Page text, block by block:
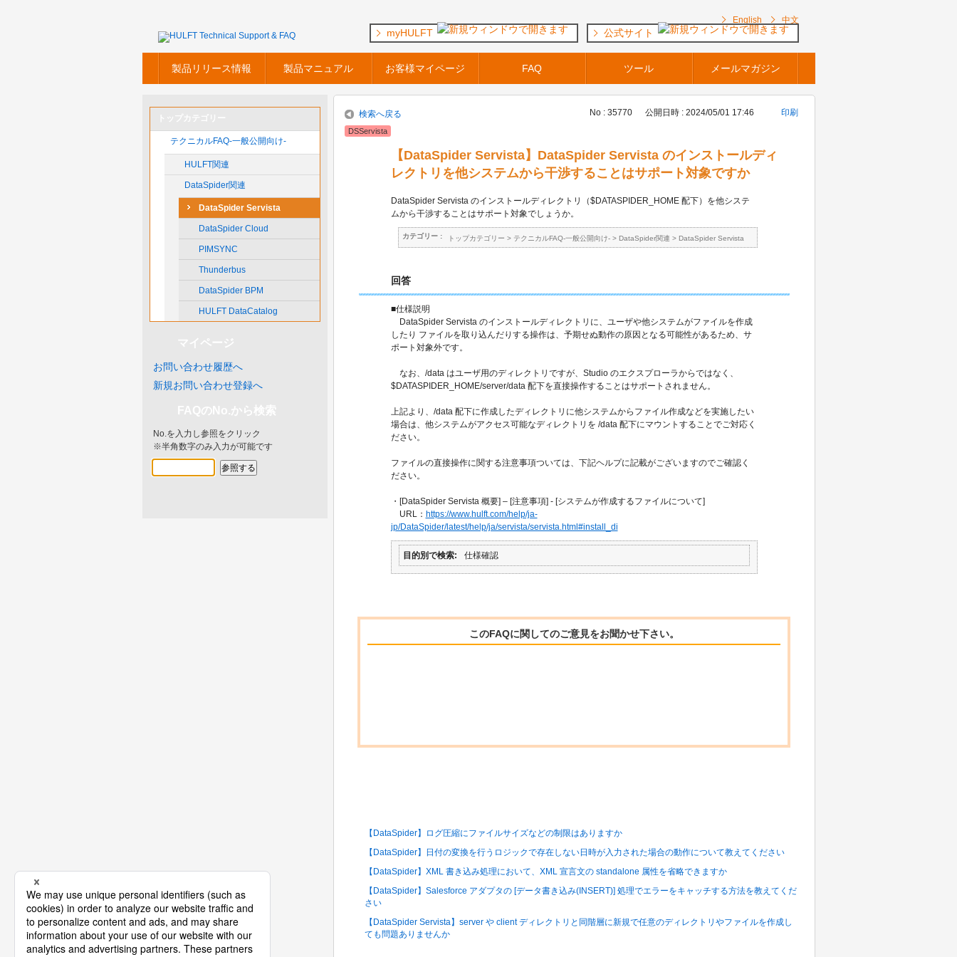
English 中文
製品リリース情報 製品マニュアル お客様マイページ FAQ ツール メールマガジン
myHULFT 公式サイト
テクニカルFAQ-一般公開向け-
HULFT関連
DataSpider関連
DataSpider Servista
DataSpider Cloud
PIMSYNC
Thunderbus
DataSpider BPM
HULFT DataCatalog
お問い合わせ履歴へ
新規お問い合わせ登録へ
No.を入力し参照をクリック
※半角数字のみ入力が可能です
検索へ戻る No : 35770 公開日時 : 2024/05/01 17:46 印刷
DSServista
【DataSpider Servista】DataSpider Servista のインストールディ
レクトリを他システムから干渉することはサポート対象ですか
DataSpider Servista のインストールディレクトリ（$DATASPIDER_HOME 配下）を他システ
ムから干渉することはサポート対象でしょうか。
カテゴリー : トップカテゴリー > テクニカルFAQ-一般公開向け-> DataSpider関連 > DataSpider Servista
回答
■仕様説明
DataSpider Servista のインストールディレクトリに、ユーザや他システムがファイルを作成
したり ファイルを取り込んだりする操作は、予期せぬ動作の原因となる可能性があるため、サ
ポート対象外です。
なお、/data はユーザ用のディレクトリですが、Studio のエクスプローラからではなく、
$DATASPIDER_HOME/server/data 配下を直接操作することはサポートされません。
上記より、/data 配下に作成したディレクトリに他システムからファイル作成などを実施したい
場合は、他システムがアクセス可能なディレクトリを /data 配下にマウントすることでご対応く
ださい。
ファイルの直接操作に関する注意事項ついては、下記ヘルプに記載がございますのでご確認く
ださい。
・[DataSpider Servista 概要] – [注意事項] - [システムが作成するファイルについて]
URL： https://www.hulft.com/help/ja-
jp/DataSpider/latest/help/ja/servista/servista.html#install_di
目的別で検索 仕様確認
このFAQに関してのご意見をお聞かせ下さい。
【DataSpider】ログ圧縮にファイルサイズなどの制限はありますか
【DataSpider】日付の変換を行うロジックで存在しない日時が入力された場合の動作について教えてください
【DataSpider】XML 書き込み処理において、XML 宣言文の standalone 属性を省略できますか
【DataSpider】Salesforce アダプタの [データ書き込み(INSERT)] 処理でエラーをキャッチする方法を教えてくだ
さい
【DataSpider Servista】server や client ディレクトリと同階層に新規で任意のディレクトリやファイルを作成し
ても問題ありませんか